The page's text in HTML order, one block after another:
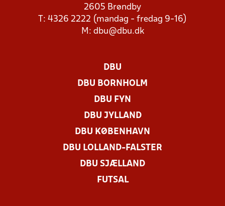
2605 Brøndby
T: 4326 2222 (mandag - fredag 9-16)
M: dbu@dbu.dk
DBU
DBU BORNHOLM
DBU FYN
DBU JYLLAND
DBU KØBENHAVN
DBU LOLLAND-FALSTER
DBU SJÆLLAND
FUTSAL